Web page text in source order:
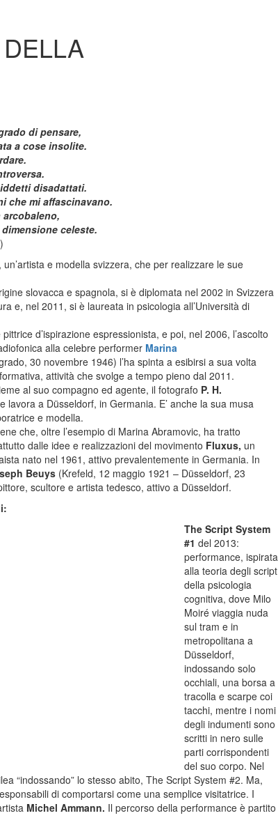
di pensare,
a cose insolite.
disadattati.
che mi affascinavano.
arcobaleno,
celeste.
e modella svizzera, che per realizzare le sue
slovacca e spagnola, si è diplomata nel 2002 in Svizzera
e, nel 2011, si è laureata in psicologia all’Università di
d’ispirazione espressionista, e poi, nel 2006, l’ascolto
alla celebre performer Marina
30 novembre 1946) l’ha spinta a esibirsi a sua volta
attività che svolge a tempo pieno dal 2011.
al suo compagno ed agente, il fotografo P. H.
lavora a Düsseldorf, in Germania. E’ anche la sua musa
e modella.
che, oltre l’esempio di Marina Abramovic, ha tratto
dalle idee e realizzazioni del movimento Fluxus, un
nato nel 1961, attivo prevalentemente in Germania. In
Beuys (Krefeld, 12 maggio 1921 – Düsseldorf, 23
scultore e artista tedesco, attivo a Düsseldorf.
The Script System
#1 del 2013:
performance, ispirata
alla teoria degli script
della psicologia
cognitiva, dove Milo
Moiré viaggia nuda
sul tram e in
metropolitana a
Düsseldorf,
indossando solo
occhiali, una borsa a
tracolla e scarpe coi
tacchi, mentre i nomi
degli indumenti sono
scritti in nero sulle
parti corrispondenti
del suo corpo. Nel
“indossando” lo stesso abito, The Script System #2. Ma,
di comportarsi come una semplice visitatrice. I
Michel Ammann. Il percorso della performance è partito